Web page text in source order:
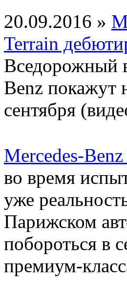
20.09.2016 »
Terrain
Вседорожный
Benz покажут
сентября
Mercedes-
во время
уже
Парижском
побороться в
премиум-